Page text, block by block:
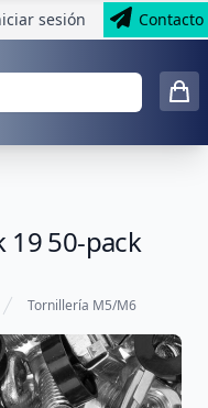
sesión Contacto
19 50-pack
Tornillería M5/M6